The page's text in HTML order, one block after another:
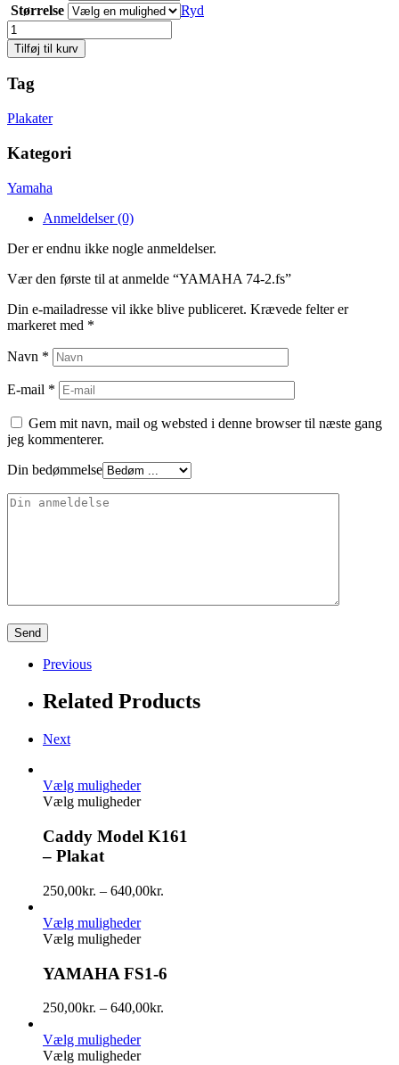
Størrelse
Ryd
Antal
Tilføj til kurv
Tag
Plakater
Kategori
Yamaha
Anmeldelser (0)
Der er endnu ikke nogle anmeldelser.
Vær den første til at anmelde “YAMAHA 74-2.fs”
Din e-mailadresse vil ikke blive publiceret. Krævede felter er
markeret med *
Navn *
E-mail *
Gem mit navn, mail og websted i denne browser til næste gang
jeg kommenterer.
Din bedømmelse
Previous
Related Products
Next
Vælg muligheder
Vælg muligheder
Caddy Model K161
– Plakat
250,00kr. – 640,00kr.
Vælg muligheder
Vælg muligheder
YAMAHA FS1-6
250,00kr. – 640,00kr.
Vælg muligheder
Vælg muligheder